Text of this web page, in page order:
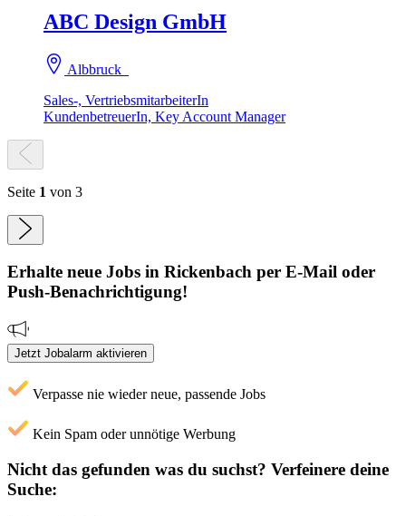
ABC Design GmbH
Albbruck
Sales-, VertriebsmitarbeiterIn
KundenbetreuerIn, Key Account Manager
Seite 1 von 3
Erhalte neue Jobs in Rickenbach per E-Mail oder
Push-Benachrichtigung!
Jetzt Jobalarm aktivieren
Verpasse nie wieder neue, passende Jobs
Kein Spam oder unnötige Werbung
Nicht das gefunden was du suchst? Verfeinere deine
Suche: